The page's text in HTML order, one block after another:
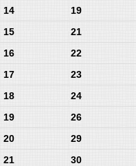
14 19
15 21
16 22
17 23
18 24
19 26
20 29
21 30